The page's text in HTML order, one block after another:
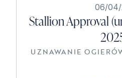
06/04/
Stallion Approval
UZNAWANIE